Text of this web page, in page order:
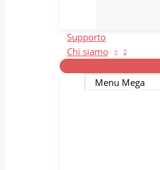
Supporto
Chi siamo
Menu Mega